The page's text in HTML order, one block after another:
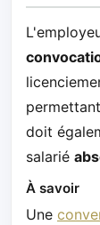
doit
salarié
À savoir
Une